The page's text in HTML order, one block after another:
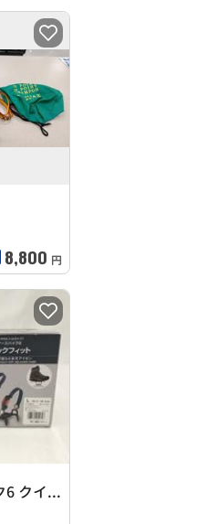
8,800 円
スノースパイク6 クイックフィット